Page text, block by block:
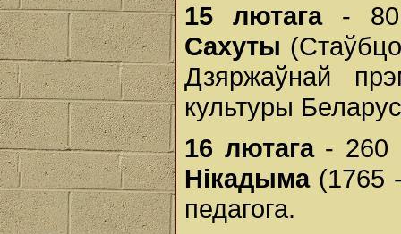
15 лютага- 80
Сахуты
Дзяржаўнай
культуры
16 лютага- 260
Нікадыма(1765 -
педагога.